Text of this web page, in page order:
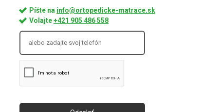
Píšte na info@ortopedicke-matrace.sk
Volajte+421 905 486 558